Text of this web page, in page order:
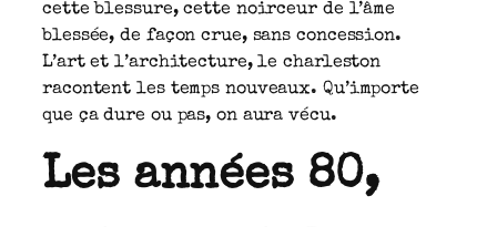
cette blessure, cette noirceur de l’âme
blessée, de façon crue, sans concession.
L’art et l’architecture, le charleston
racontent les temps nouveaux. Qu’importe
que ça dure ou pas, on aura vécu.
Les années 80,